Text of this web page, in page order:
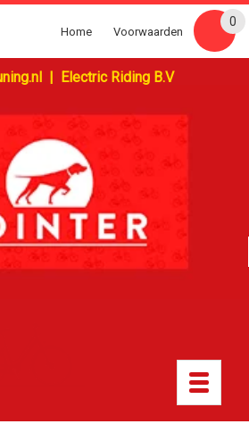
| Electric Riding B.V
Home Voorwaarden
0
Toggle